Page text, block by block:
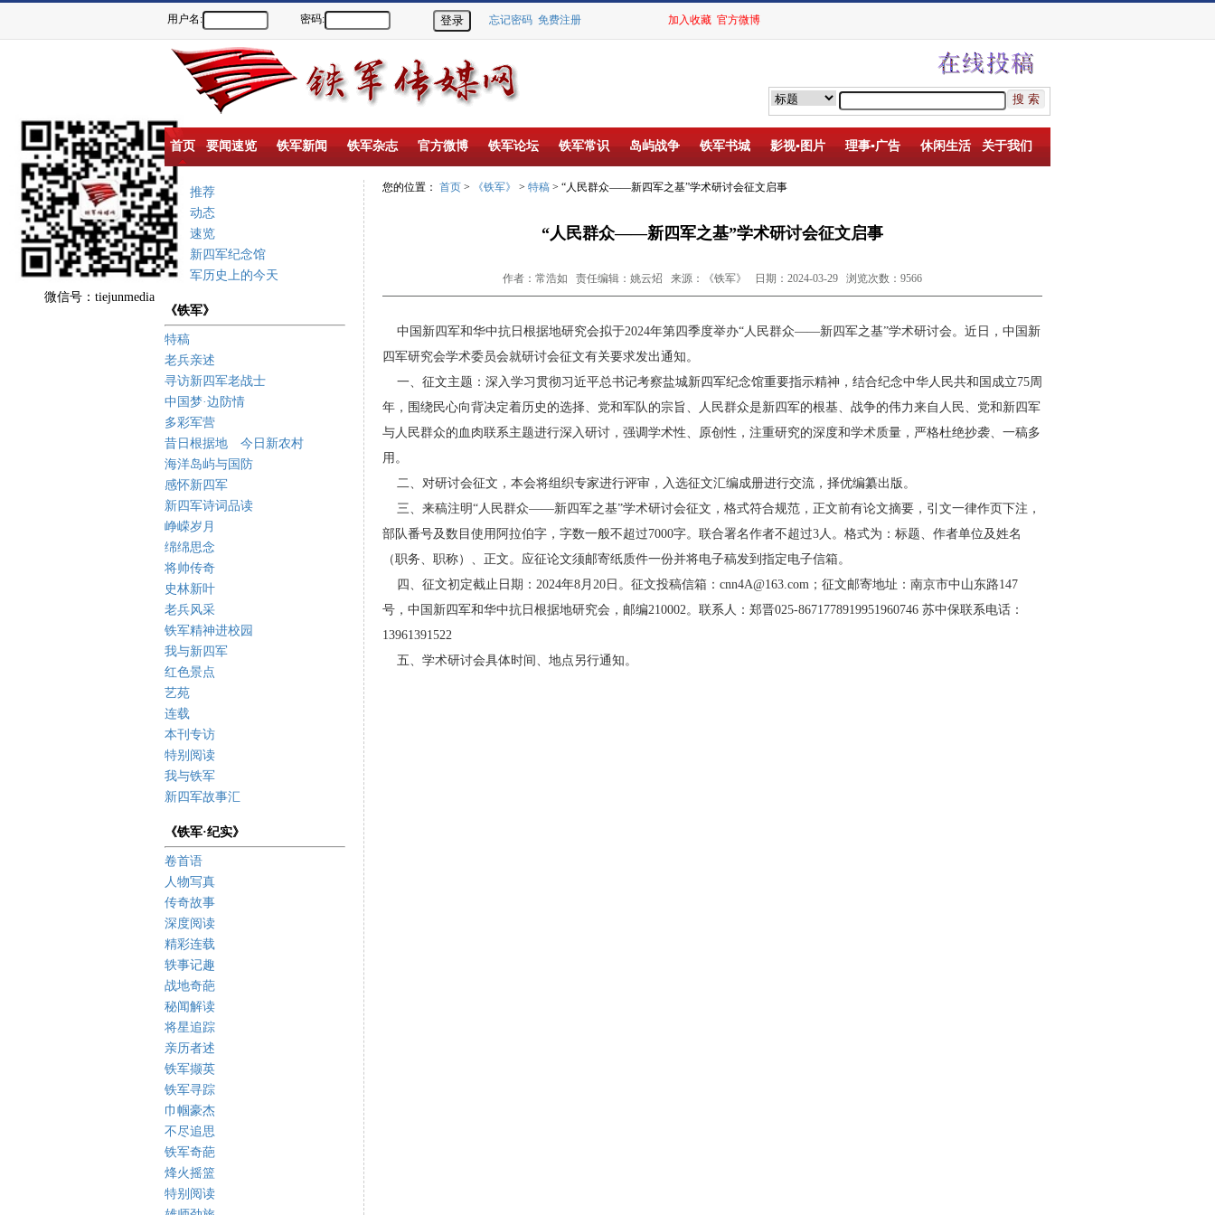
微信号：tiejunmedia
用户名: 密码: 忘记密码 免费注册 加入收藏 官方微博
首页 要闻速览 铁军新闻 铁军杂志 官方微博 铁军论坛 铁军常识 岛屿战争 铁军书城 影视▪图片 理事▪广告 休闲生活 关于我们
重点推荐
新闻动态
要闻速览
盐城新四军纪念馆
新四军历史上的今天
《铁军》
特稿
老兵亲述
寻访新四军老战士
中国梦·边防情
多彩军营
昔日根据地 今日新农村
海洋岛屿与国防
感怀新四军
新四军诗词品读
峥嵘岁月
绵绵思念
将帅传奇
史林新叶
老兵风采
铁军精神进校园
我与新四军
红色景点
艺苑
连载
本刊专访
特别阅读
我与铁军
新四军故事汇
《铁军·纪实》
卷首语
人物写真
传奇故事
深度阅读
精彩连载
轶事记趣
战地奇葩
秘闻解读
将星追踪
亲历者述
铁军撷英
铁军寻踪
巾帼豪杰
不尽追思
铁军奇葩
烽火摇篮
特别阅读
您的位置： 首页 > 《铁军》 > 特稿 > “人民群众——新四军之基”学术研讨会征文启事
“人民群众——新四军之基”学术研讨会征文启事
作者：常浩如 责任编辑：姚云炤 来源：《铁军》 日期：2024-03-29 浏览次数：9566
中国新四军和华中抗日根据地研究会拟于2024年第四季度举办“人民群众——新四军之基”学术研讨会。近日，中国新
四军研究会学术委员会就研讨会征文有关要求发出通知。
一、征文主题：深入学习贯彻习近平总书记考察盐城新四军纪念馆重要指示精神，结合纪念中华人民共和国成立75周
年，围绕民心向背决定着历史的选择、党和军队的宗旨、人民群众是新四军的根基、战争的伟力来自人民、党和新四军
与人民群众的血肉联系主题进行深入研讨，强调学术性、原创性，注重研究的深度和学术质量，严格杜绝抄袭、一稿多
用。
二、对研讨会征文，本会将组织专家进行评审，入选征文汇编成册进行交流，择优编纂出版。
三、来稿注明“人民群众——新四军之基”学术研讨会征文，格式符合规范，正文前有论文摘要，引文一律作页下注，
部队番号及数目使用阿拉伯字，字数一般不超过7000字。联合署名作者不超过3人。格式为：标题、作者单位及姓名
（职务、职称）、正文。应征论文须邮寄纸质件一份并将电子稿发到指定电子信箱。
四、征文初定截止日期：2024年8月20日。征文投稿信箱：cnn4A@163.com；征文邮寄地址：南京市中 山东路147
号，中国新四军和华中抗日根据地研究会， 邮编210002。联系人：郑晋025-8671778919951960746 苏中保联系电话：
13961391522
五、学术研讨会具体时间、地点另行通知。